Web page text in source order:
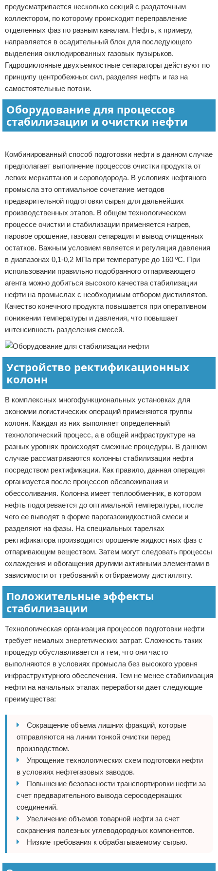
предусматривается несколько секций с раздаточным
коллектором, по которому происходит переправление
отделенных фаз по разным каналам. Нефть, к примеру,
направляется в осадительный блок для последующего
выделения окклюдированных газовых пузырьков.
Гидроциклонные двухъемкостные сепараторы действуют по
принципу центробежных сил, разделяя нефть и газ на
самостоятельные потоки.
Оборудование для процессов
стабилизации и очистки нефти
Комбинированный способ подготовки нефти в данном случае
предполагает выполнение процессов очистки продукта от
легких меркаптанов и сероводорода. В условиях нефтяного
промысла это оптимальное сочетание методов
предварительной подготовки сырья для дальнейших
производственных этапов. В общем технологическом
процессе очистки и стабилизации применяется нагрев,
паровое орошение, газовая сепарация и вывод очищенных
остатков. Важным условием является и регуляция давления
в диапазонах 0,1-0,2 МПа при температуре до 160 ºС. При
использовании правильно подобранного отпаривающего
агента можно добиться высокого качества стабилизации
нефти на промыслах с необходимым отбором дистиллятов.
Качество конечного продукта повышается при оперативном
понижении температуры и давления, что повышает
интенсивность разделения смесей.
Устройство ректификационных
колонн
В комплексных многофункциональных установках для
экономии логистических операций применяются группы
колонн. Каждая из них выполняет определенный
технологический процесс, а в общей инфраструктуре на
разных уровнях происходят смежные процедуры. В данном
случае рассматриваются колонны стабилизации нефти
посредством ректификации. Как правило, данная операция
организуется после процессов обезвоживания и
обессоливания. Колонна имеет теплообменник, в котором
нефть подогревается до оптимальной температуры, после
чего ее выводят в форме парогазожидкостной смеси и
разделяют на фазы. На специальных тарелках
ректификатора производится орошение жидкостных фаз с
отпаривающим веществом. Затем могут следовать процессы
охлаждения и обогащения другими активными элементами в
зависимости от требований к отбираемому дистилляту.
Положительные эффекты
стабилизации
Технологическая организация процессов подготовки нефти
требует немалых энергетических затрат. Сложность таких
процедур обуславливается и тем, что они часто
выполняются в условиях промысла без высокого уровня
инфраструктурного обеспечения. Тем не менее стабилизация
нефти на начальных этапах переработки дает следующие
преимущества:
Сокращение объема лишних фракций, которые
отправляются на линии тонкой очистки перед
производством.
Упрощение технологических схем подготовки нефти
в условиях нефтегазовых заводов.
Повышение безопасности транспортировки нефти за
счет предварительного вывода серосодержащих
соединений.
Увеличение объемов товарной нефти за счет
сохранения полезных углеводородных компонентов.
Низкие требования к обрабатываемому сырью.